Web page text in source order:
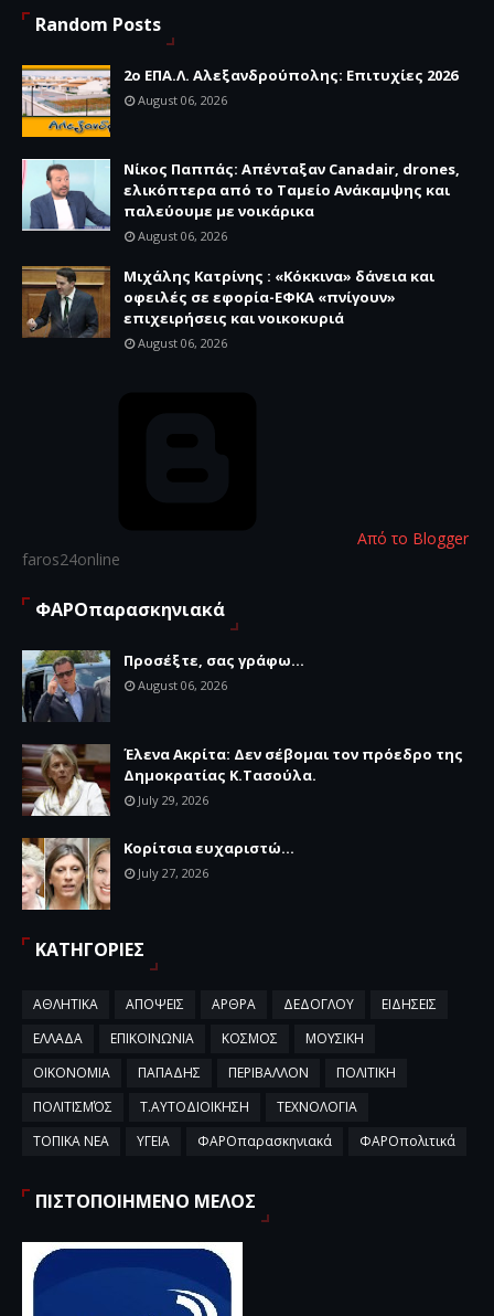
Random Posts
2ο ΕΠΑ.Λ. Αλεξανδρούπολης: Επιτυχίες 2026
August 06, 2026
Νίκος Παππάς: Απένταξαν Canadair, drones,
ελικόπτερα από το Ταμείο Ανάκαμψης και
παλεύουμε με νοικάρικα
August 06, 2026
Μιχάλης Κατρίνης : «Κόκκινα» δάνεια και
οφειλές σε εφορία-ΕΦΚΑ «πνίγουν»
επιχειρήσεις και νοικοκυριά
August 06, 2026
Από το Blogger
faros24online
ΦΑΡΟπαρασκηνιακά
Προσέξτε, σας γράφω...
August 06, 2026
Έλενα Ακρίτα: Δεν σέβομαι τον πρόεδρο της
Δημοκρατίας Κ.Τασούλα.
July 29, 2026
Κορίτσια ευχαριστώ...
July 27, 2026
ΚΑΤΗΓΟΡΙΕΣ
ΑΘΛΗΤΙΚΑ ΑΠΟΨΕΙΣ ΑΡΘΡΑ ΔΕΔΟΓΛΟΥ
ΕΙΔΗΣΕΙΣ
ΕΛΛΑΔΑ
ΕΠΙΚΟΙΝΩΝΙΑ ΚΟΣΜΟΣ
ΜΟΥΣΙΚΗ
ΟΙΚΟΝΟΜΙΑ
ΠΑΠΑΔΗΣ ΠΕΡΙΒΑΛΛΟΝ
ΠΟΛΙΤΙΚΗ
ΠΟΛΙΤΙΣΜΌΣ
Τ.ΑΥΤΟΔΙΟΙΚΗΣΗ
ΤΕΧΝΟΛΟΓΙΑ
ΤΟΠΙΚΑ ΝΕΑ
ΥΓΕΙΑ ΦΑΡΟπαρασκηνιακά ΦΑΡΟπολιτικά
ΠΙΣΤΟΠΟΙΗΜΕΝΟ ΜΕΛΟΣ